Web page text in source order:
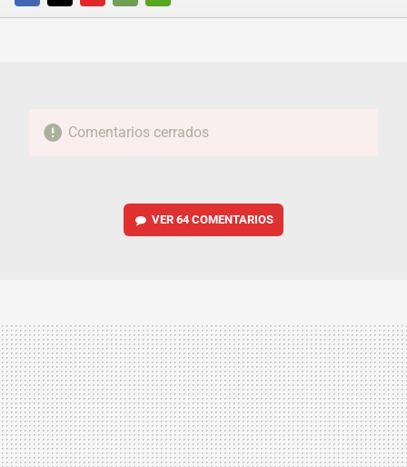
FACEBOOKTWITTERFLIPBOARD
E-
WHATSAPP
Comentarios cerrados
VER 64 COMENTARIOS